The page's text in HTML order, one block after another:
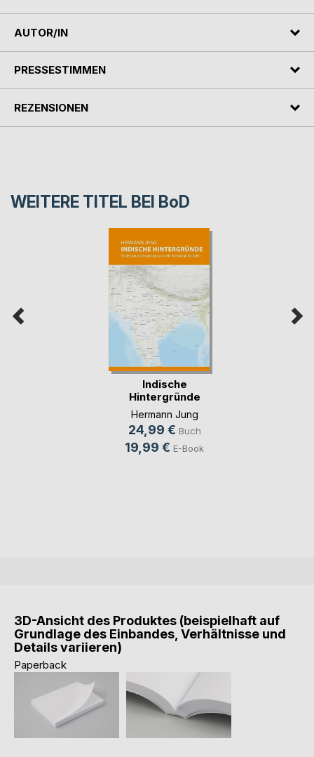
AUTOR/IN
PRESSESTIMMEN
REZENSIONEN
WEITERE TITEL BEI BoD
Indische
Hintergründe
Hermann Jung
24,99 € Buch
19,99 € E-Book
3D-Ansicht des Produktes (beispielhaft auf
Grundlage des Einbandes, Verhältnisse und
Details variieren)
Paperback